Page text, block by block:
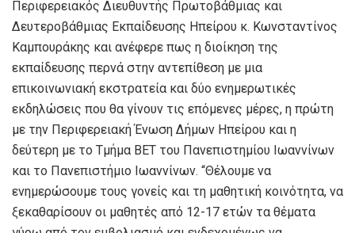
Περιφερειακός Διευθυντής Πρωτοβάθμιας και
Δευτεροβάθμιας Εκπαίδευσης Ηπείρου κ. Κωνσταντίνος
Καμπουράκης και ανέφερε πως η διοίκηση της
εκπαίδευσης περνά στην αντεπίθεση με μια
επικοινωνιακή εκστρατεία και δύο ενημερωτικές
εκδηλώσεις που θα γίνουν τις επόμενες μέρες, η πρώτη
με την Περιφερειακή Ένωση Δήμων Ηπείρου και η
δεύτερη με το Τμήμα ΒΕΤ του Πανεπιστημίου Ιωαννίνων
και το Πανεπιστήμιο Ιωαννίνων. “Θέλουμε να
ενημερώσουμε τους γονείς και τη μαθητική κοινότητα, να
ξεκαθαρίσουν οι μαθητές από 12-17 ετών τα θέματα